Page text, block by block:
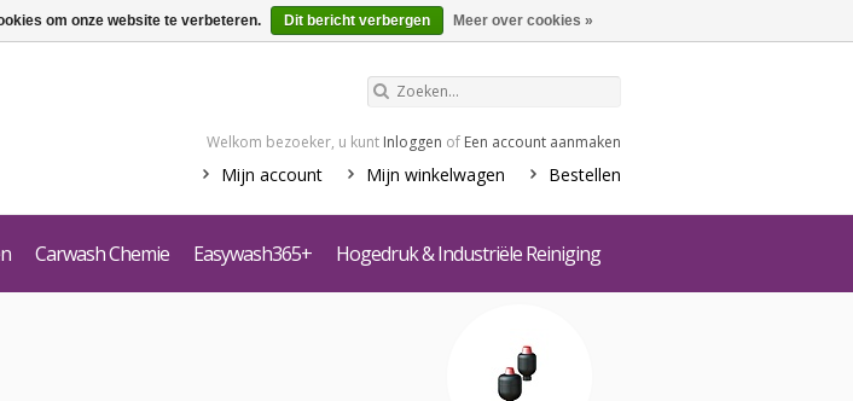
Welkom bezoeker, u kunt Inloggen of Een account aanmaken
Mijn account Mijn winkelwagen Bestellen
Carwash Chemie Easywash365+ Hogedruk & Industriële Reiniging
om onze website te verbeteren. Dit bericht verbergen Meer over cookies »